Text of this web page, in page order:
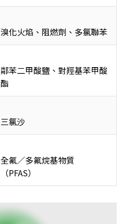
溴化火焰、阻燃劑、多氯聯苯
鄰苯二甲酸鹽、對羥基苯甲酸
酯
三氯沙
全氟／多氟烷基物質
（PFAS）